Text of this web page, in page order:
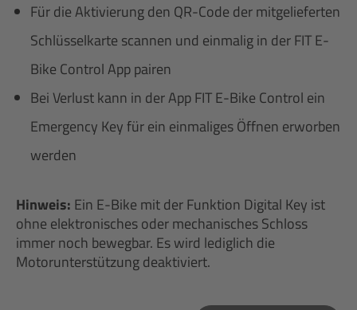
Für die Aktivierung den QR-Code der mitgelieferten
Schlüsselkarte scannen und einmalig in der FIT E-
Bike Control App pairen
Bei Verlust kann in der App FIT E-Bike Control ein
Emergency Key für ein einmaliges Öffnen erworben
werden
Hinweis: Ein E-Bike mit der Funktion Digital Key ist
ohne elektronisches oder mechanisches Schloss
immer noch bewegbar. Es wird lediglich die
Motorunterstützung deaktiviert.